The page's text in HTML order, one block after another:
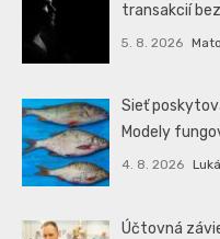
transakcií
5. 8. 2026
Sieť
Modely
4. 8. 2026
Účtovná